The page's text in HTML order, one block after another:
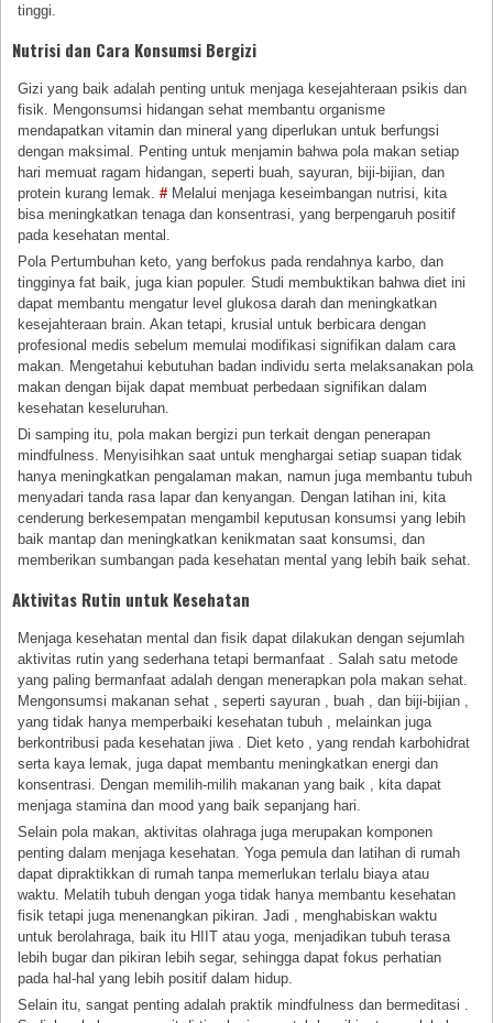
tinggi.
Nutrisi dan Cara Konsumsi Bergizi
Gizi yang baik adalah penting untuk menjaga kesejahteraan psikis dan
fisik. Mengonsumsi hidangan sehat membantu organisme
mendapatkan vitamin dan mineral yang diperlukan untuk berfungsi
dengan maksimal. Penting untuk menjamin bahwa pola makan setiap
hari memuat ragam hidangan, seperti buah, sayuran, biji-bijian, dan
protein kurang lemak.# Melalui menjaga keseimbangan nutrisi, kita
bisa meningkatkan tenaga dan konsentrasi, yang berpengaruh positif
pada kesehatan mental.
Pola Pertumbuhan keto, yang berfokus pada rendahnya karbo, dan
tingginya fat baik, juga kian populer. Studi membuktikan bahwa diet ini
dapat membantu mengatur level glukosa darah dan meningkatkan
kesejahteraan brain. Akan tetapi, krusial untuk berbicara dengan
profesional medis sebelum memulai modifikasi signifikan dalam cara
makan. Mengetahui kebutuhan badan individu serta melaksanakan pola
makan dengan bijak dapat membuat perbedaan signifikan dalam
kesehatan keseluruhan.
Di samping itu, pola makan bergizi pun terkait dengan penerapan
mindfulness. Menyisihkan saat untuk menghargai setiap suapan tidak
hanya meningkatkan pengalaman makan, namun juga membantu tubuh
menyadari tanda rasa lapar dan kenyangan. Dengan latihan ini, kita
cenderung berkesempatan mengambil keputusan konsumsi yang lebih
baik mantap dan meningkatkan kenikmatan saat konsumsi, dan
memberikan sumbangan pada kesehatan mental yang lebih baik sehat.
Aktivitas Rutin untuk Kesehatan
Menjaga kesehatan mental dan fisik dapat dilakukan dengan sejumlah
aktivitas rutin yang sederhana tetapi bermanfaat . Salah satu metode
yang paling bermanfaat adalah dengan menerapkan pola makan sehat.
Mengonsumsi makanan sehat , seperti sayuran , buah , dan biji-bijian ,
yang tidak hanya memperbaiki kesehatan tubuh , melainkan juga
berkontribusi pada kesehatan jiwa . Diet keto , yang rendah karbohidrat
serta kaya lemak, juga dapat membantu meningkatkan energi dan
konsentrasi. Dengan memilih-milih makanan yang baik , kita dapat
menjaga stamina dan mood yang baik sepanjang hari.
Selain pola makan, aktivitas olahraga juga merupakan komponen
penting dalam menjaga kesehatan. Yoga pemula dan latihan di rumah
dapat dipraktikkan di rumah tanpa memerlukan terlalu biaya atau
waktu. Melatih tubuh dengan yoga tidak hanya membantu kesehatan
fisik tetapi juga menenangkan pikiran. Jadi , menghabiskan waktu
untuk berolahraga, baik itu HIIT atau yoga, menjadikan tubuh terasa
lebih bugar dan pikiran lebih segar, sehingga dapat fokus perhatian
pada hal-hal yang lebih positif dalam hidup.
Selain itu, sangat penting adalah praktik mindfulness dan bermeditasi .